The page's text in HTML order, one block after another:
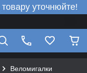
товару уточнюйте!
Веломигалки